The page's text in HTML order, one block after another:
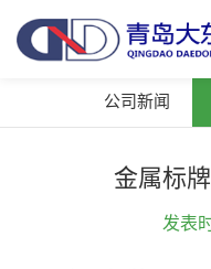
公司新闻
金属标
发表